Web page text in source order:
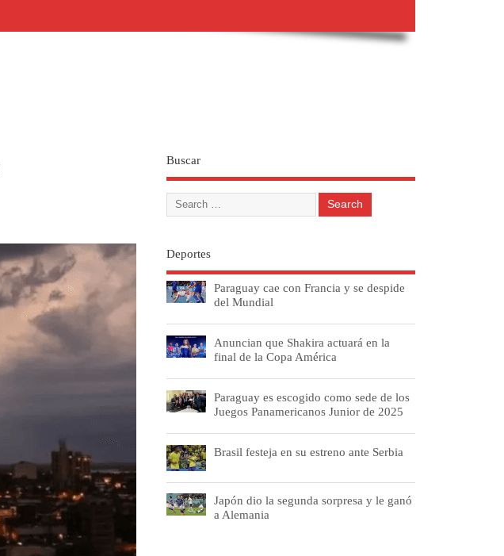
Buscar
Deportes
Paraguay cae con Francia y se despide
del Mundial
Anuncian que Shakira actuará en la
final de la Copa América
Paraguay es escogido como sede de los
Juegos Panamericanos Junior de 2025
Brasil festeja en su estreno ante Serbia
Japón dio la segunda sorpresa y le ganó
a Alemania